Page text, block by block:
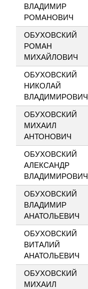
ВЛАДИМИР
РОМАНОВИЧ
ОБУХОВСКИЙ
РОМАН
МИХАЙЛОВИЧ
ОБУХОВСКИЙ
НИКОЛАЙ
ВЛАДИМИРОВИЧ
ОБУХОВСКИЙ
МИХАИЛ
АНТОНОВИЧ
ОБУХОВСКИЙ
АЛЕКСАНДР
ВЛАДИМИРОВИЧ
ОБУХОВСКИЙ
ВЛАДИМИР
АНАТОЛЬЕВИЧ
ОБУХОВСКИЙ
ВИТАЛИЙ
АНАТОЛЬЕВИЧ
ОБУХОВСКИЙ
МИХАИЛ